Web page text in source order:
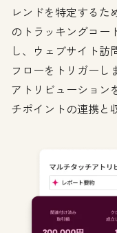
レンドを特定するた
のトラッキングコー
し、ウェブサイト訪
フローをトリガーし
アトリビューション
チポイントの連携と